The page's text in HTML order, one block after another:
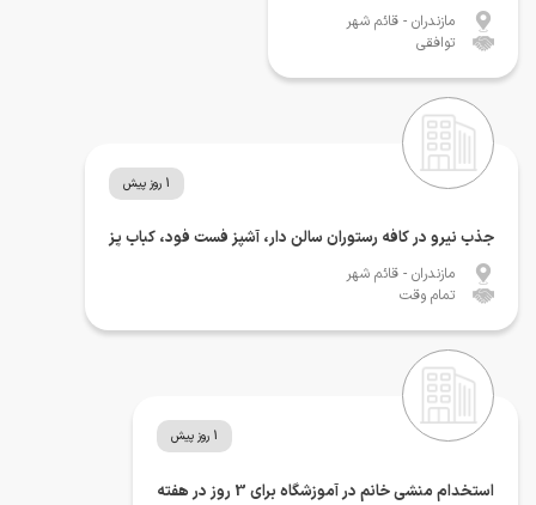
مازندران - قائم شهر
توافقی
1 روز پیش
جذب نیرو در کافه رستوران سالن دار، آشپز فست فود، کباب پز
مازندران - قائم شهر
تمام وقت
1 روز پیش
استخدام منشی خانم در آموزشگاه برای 3 روز در هفته